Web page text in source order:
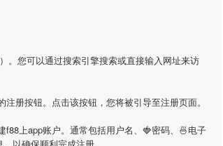
。您可以通过搜索引擎搜索或直接输入网址来访
册按钮。点击该按钮，您将被引导至注册页面。
上app账户。通常包括用户名、🍓密码、🍜电子